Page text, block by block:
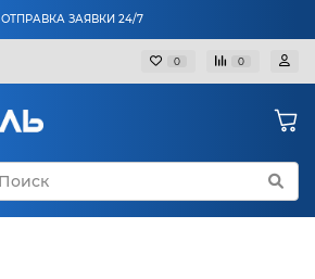
ОТПРАВКА ЗАЯВКИ 24/7
0 0